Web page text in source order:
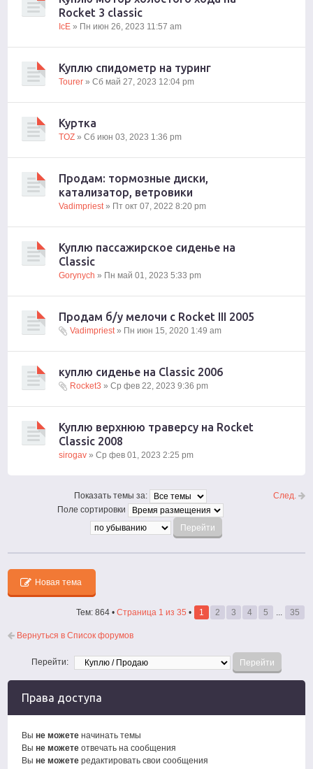
Rocket 3 classic
IcE » Пн июн 26, 2023 11:57 am
Куплю спидометр на туринг
Tourer » Сб май 27, 2023 12:04 pm
Куртка
TOZ » Сб июн 03, 2023 1:36 pm
Продам: тормозные диски,
катализатор, ветровики
Vadimpriest» Пт окт 07, 2022 8:20 pm
Куплю пассажирское сиденье на
Classic
Gorynych » Пн май 01, 2023 5:33 pm
Продам б/у мелочи с Rocket III 2005
Vadimpriest» Пн июн 15, 2020 1:49 am
куплю сиденье на Classic 2006
Rocket3 » Ср фев 22, 2023 9:36 pm
Куплю верхнюю траверсу на Rocket
Classic 2008
sirogav » Ср фев 01, 2023 2:25 pm
След.
Показать темы за:
Поле сортировки
Новая тема
Тем: 864 • Страница 1 из 35 • 1 2 3 4 5 ... 35
Вернуться в Список форумов
Перейти:
Права доступа
Выне можете начинать темы
Выне можете отвечать на сообщения
Выне можете редактировать свои сообщения